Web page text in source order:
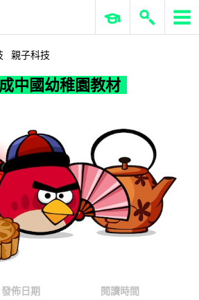
成中國幼稚園教材
ERP 與商業 AI
親子科技
中國幼稚園教材
發佈日期
閱讀時間